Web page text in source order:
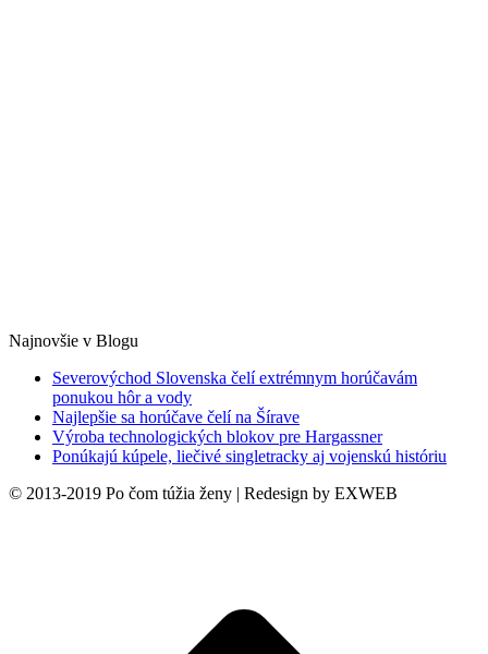
Najnovšie v Blogu
Severovýchod Slovenska čelí extrémnym horúčavám
ponukou hôr a vody
Najlepšie sa horúčave čelí na Šírave
Výroba technologických blokov pre Hargassner
Ponúkajú kúpele, liečivé singletracky aj vojenskú históriu
© 2013-2019 Po čom túžia ženy | Redesign by EXWEB